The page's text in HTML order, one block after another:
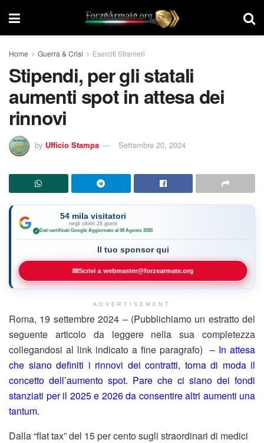
Home Guerra & Crisi Eserciti Stranieri
Stipendi, per gli statali
aumenti spot in attesa dei
rinnovi
by Ufficio Stampa Settembre 20, 2024
54 mila visitatori
negli ultimi 28 giorni
✓ Dati certificati Google·Aggiornato al 08 Agosto 2026
Il tuo sponsor qui
✉Scrivi a webmaster@forzearmate.org
ADVERTISEMENT
Roma, 19 settembre 2024 – (Pubblichiamo un estratto del
seguente articolo da leggere nella sua completezza
collegandosi al link indicato a fine paragrafo) – In attesa
che siano definiti i rinnovi dei contratti, torna di moda il
concetto dell’aumento spot. Pare che ci siano dei fondi
stanziati per il 2025 e 2026 da consentire altri aumenti una
tantum.
Dalla “flat tax” del 15 per cento sugli straordinari di medici